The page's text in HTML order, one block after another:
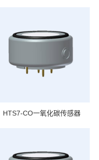
HTS7-CO一氧化碳传感器